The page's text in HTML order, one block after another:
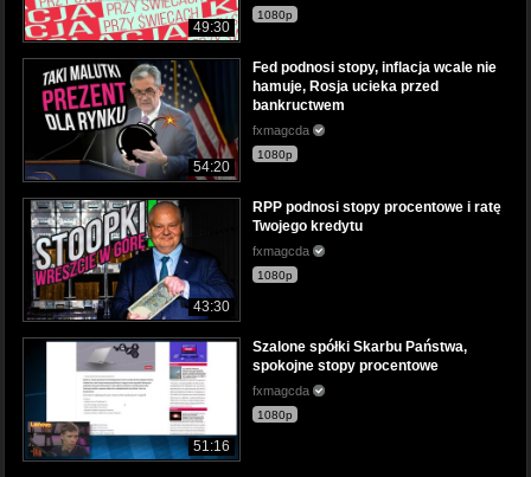
49:30
1080p
54:20
Fed podnosi stopy, inflacja wcale nie
hamuje, Rosja ucieka przed
bankructwem
fxmagcda
1080p
43:30
RPP podnosi stopy procentowe i ratę
Twojego kredytu
fxmagcda
1080p
51:16
Szalone spółki Skarbu Państwa,
spokojne stopy procentowe
fxmagcda
1080p